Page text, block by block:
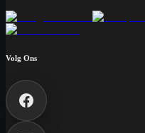
Volg Ons